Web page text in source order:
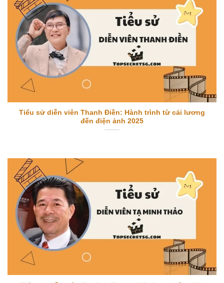
Tiểu sử diễn viên Thanh Điền: Hành trình từ cải lương
đến điện ảnh 2025